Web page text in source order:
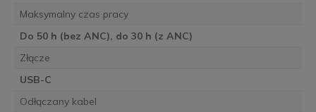
Maksymalny czas pracy
Do 50 h (bez ANC), do 30 h (z ANC)
Złącze
USB-C
Odłączany kabel